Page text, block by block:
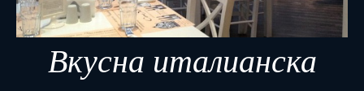
Вкусна италианска